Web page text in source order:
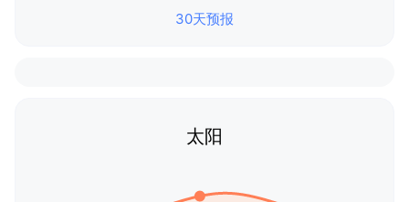
30天预报
太阳